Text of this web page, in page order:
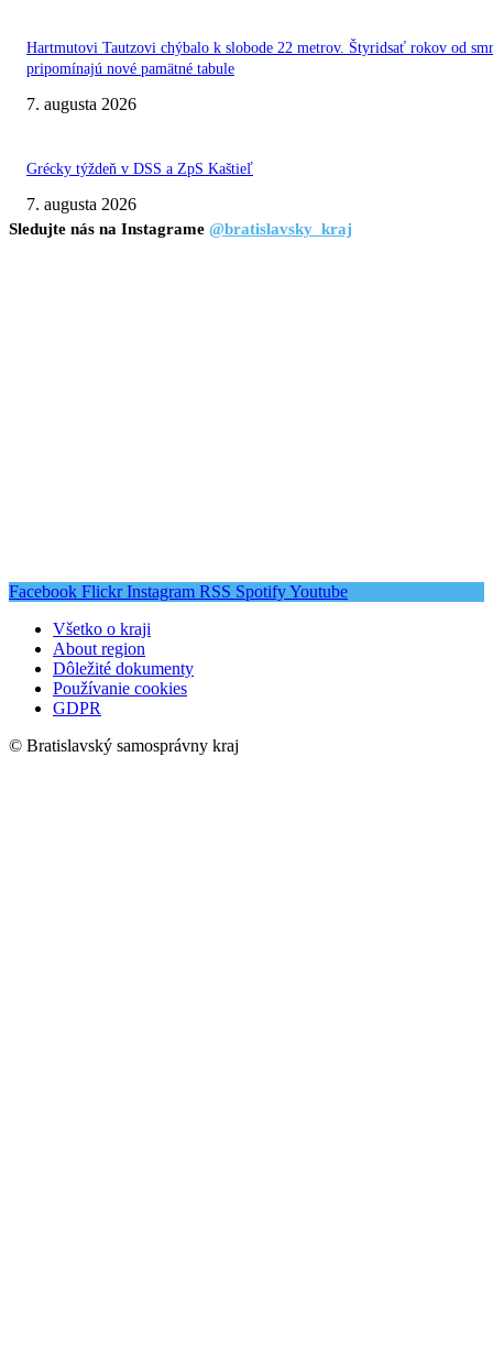
Hartmutovi Tautzovi chýbalo k slobode 22 metrov. Štyridsať rokov od
pripomínajú nové pamätné tabule
7. augusta 2026
Grécky týždeň v DSS a ZpS Kaštieľ
7. augusta 2026
Sledujte nás na Instagrame @bratislavsky_kraj
Facebook Flickr Instagram RSS SpotifyYoutube
Všetko o kraji
About region
Dôležité dokumenty
Používanie cookies
GDPR
© Bratislavský samosprávny kraj